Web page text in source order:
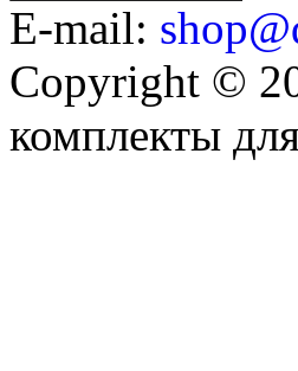
E-mail:
Copyright ©
комплекты